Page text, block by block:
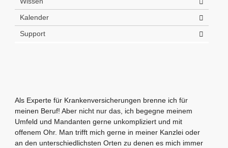
Kalender
Support
Als Experte für Krankenversicherungen brenne ich für
meinen Beruf! Aber nicht nur das, ich begegne meinem
Umfeld und Mandanten gerne unkompliziert und mit
offenem Ohr. Man trifft mich gerne in meiner Kanzlei oder
an den unterschiedlichsten Orten zu denen es mich immer